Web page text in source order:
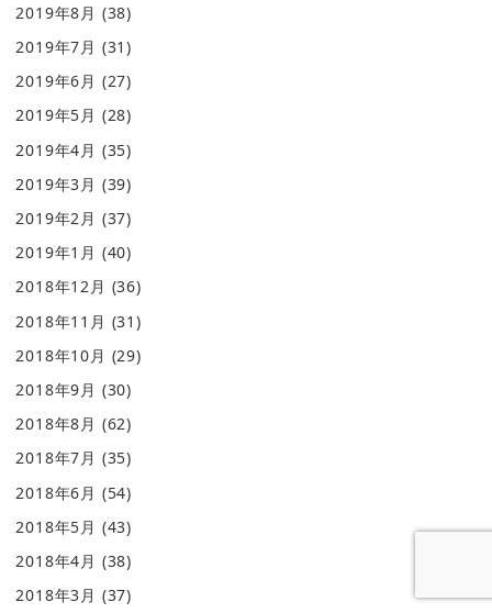
2019年8月 (38)
2019年7月 (31)
2019年6月 (27)
2019年5月 (28)
2019年4月 (35)
2019年3月 (39)
2019年2月 (37)
2019年1月 (40)
2018年12月 (36)
2018年11月 (31)
2018年10月 (29)
2018年9月 (30)
2018年8月 (62)
2018年7月 (35)
2018年6月 (54)
2018年5月 (43)
2018年4月 (38)
2018年3月 (37)